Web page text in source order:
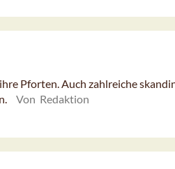
Pforten. Auch zahlreiche
Von Redaktion